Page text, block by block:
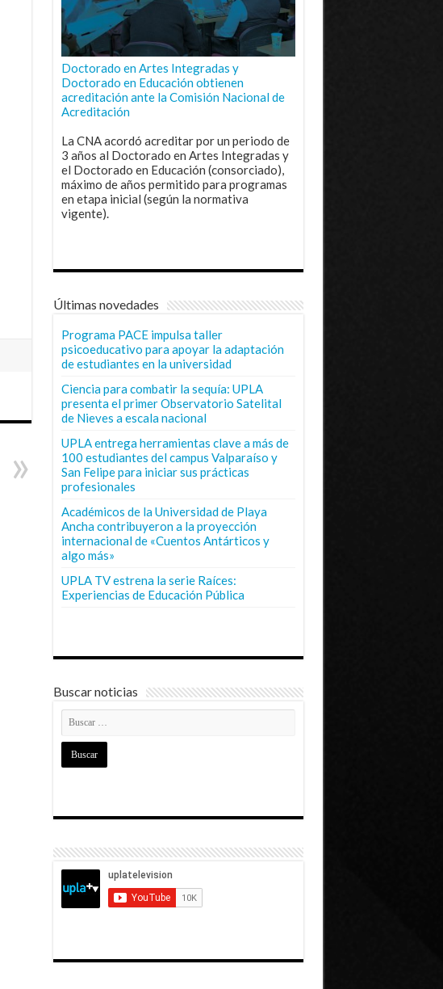
Doctorado en Artes Integradas y
Doctorado en Educación obtienen
acreditación ante la Comisión Nacional de
Acreditación
La CNA acordó acreditar por un periodo de
3 años al Doctorado en Artes Integradas y
el Doctorado en Educación (consorciado),
máximo de años permitido para programas
en etapa inicial (según la normativa
vigente).
Últimas novedades
Programa PACE impulsa taller
psicoeducativo para apoyar la adaptación
de estudiantes en la universidad
Ciencia para combatir la sequía: UPLA
presenta el primer Observatorio Satelital
de Nieves a escala nacional
UPLA entrega herramientas clave a más de
100 estudiantes del campus Valparaíso y
San Felipe para iniciar sus prácticas
profesionales
Académicos de la Universidad de Playa
Ancha contribuyeron a la proyección
internacional de «Cuentos Antárticos y
algo más»
UPLA TV estrena la serie Raíces:
Experiencias de Educación Pública
Buscar noticias